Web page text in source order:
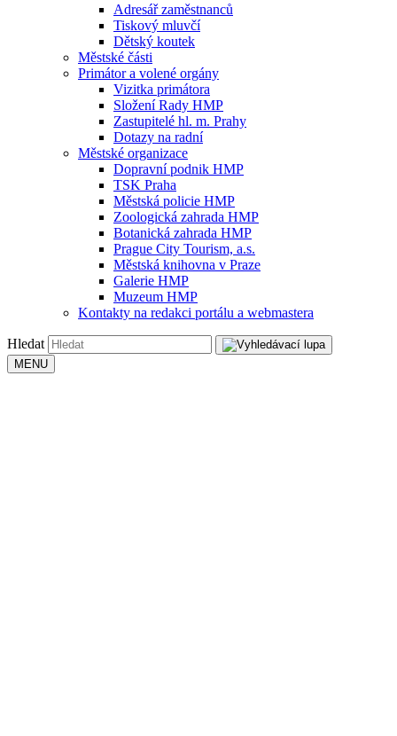
Adresář zaměstnanců
Tiskový mluvčí
Dětský koutek
Městské části
Primátor a volené orgány
Vizitka primátora
Složení Rady HMP
Zastupitelé hl. m. Prahy
Dotazy na radní
Městské organizace
Dopravní podnik HMP
TSK Praha
Městská policie HMP
Zoologická zahrada HMP
Botanická zahrada HMP
Prague City Tourism, a.s.
Městská knihovna v Praze
Galerie HMP
Muzeum HMP
Kontakty na redakci portálu a webmastera
Hledat
MENU